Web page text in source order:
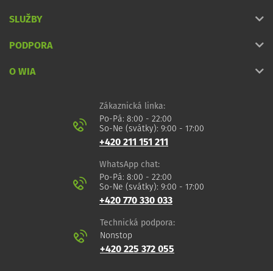
SLUŽBY
PODPORA
O WIA
Zákaznická linka:
Po-Pá: 8:00 - 22:00
So-Ne (svátky): 9:00 - 17:00
+420 211 151 211
WhatsApp chat:
Po-Pá: 8:00 - 22:00
So-Ne (svátky): 9:00 - 17:00
+420 770 330 033
Technická podpora:
Nonstop
+420 225 372 055